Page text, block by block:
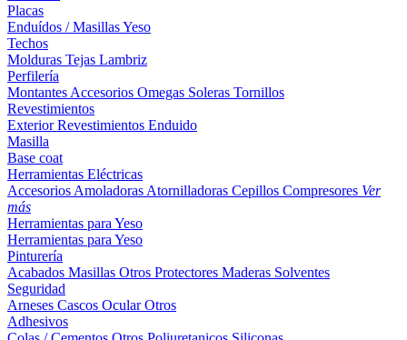
Placas
Enduídos / MasillasYeso
Techos
Molduras Tejas Lambriz
Perfilería
Montantes Accesorios Omegas Soleras Tornillos
Revestimientos
ExteriorRevestimientos Enduido
Masilla
Base coat
Herramientas Eléctricas
Accesorios Amoladoras Atornilladoras Cepillos Compresores Ver
más
Herramientas para Yeso
Herramientas para Yeso
Pinturería
Acabados Masillas Otros Protectores Maderas Solventes
Seguridad
Arneses Cascos OcularOtros
Adhesivos